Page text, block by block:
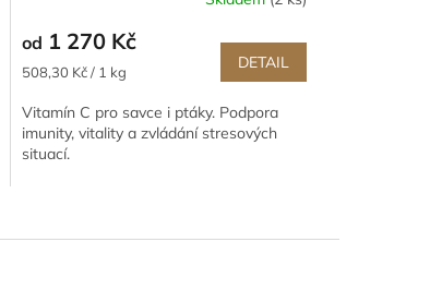
od 1 270 Kč
Měrná
508,30 Kč / 1 kg DETAIL
Vitamín C pro savce i ptáky. Podpora
imunity, vitality a zvládání stresových
situací.